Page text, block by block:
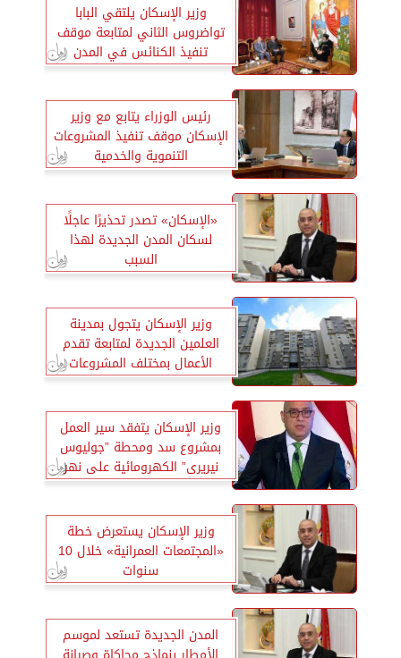
وزير الإسكان يلتقي البابا
تواضروس الثاني لمتابعة موقف
تنفيذ الكنائس في المدن
الجديدة
رئيس الوزراء يتابع مع وزير
الإسكان موقف تنفيذ المشروعات
التنموية والخدمية
«الإسكان» تصدر تحذيرًا عاجلًا
لسكان المدن الجديدة لهذا
السبب
وزير الإسكان يتجول بمدينة
العلمين الجديدة لمتابعة تقدم
الأعمال بمختلف المشروعات
الجارى تنفيذها
وزير الإسكان يتفقد سير العمل
بمشروع سد ومحطة ”جوليوس
نيريرى” الكهرومائية على نهر
روفيجى بتنزانيا
وزير الإسكان يستعرض خطة
«المجتمعات العمرانية» خلال 10
سنوات
المدن الجديدة تستعد لموسم